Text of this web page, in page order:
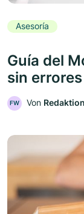
Asesoría
Guía del
sin
FW Von